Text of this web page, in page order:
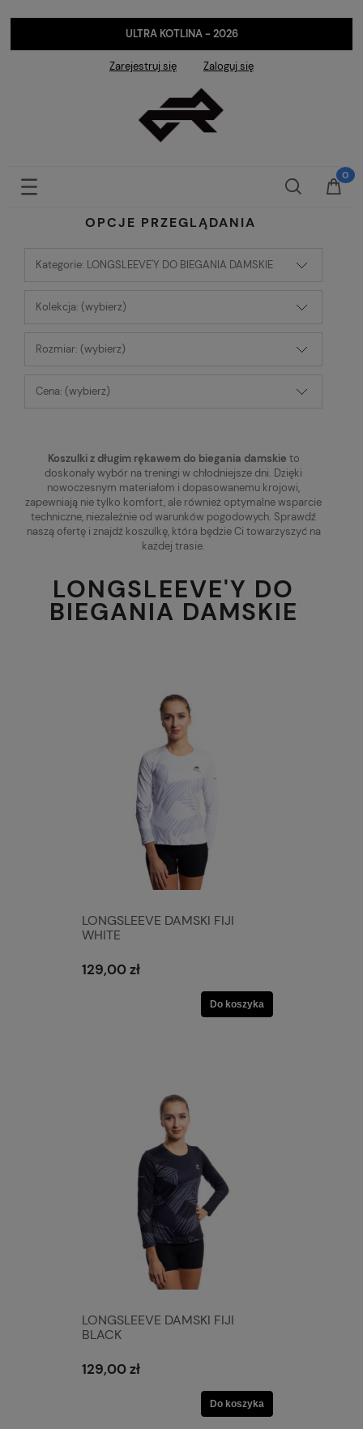
ULTRA KOTLINA - 2026
Zarejestruj się Zaloguj się
OPCJE PRZEGLĄDANIA
Kategorie: LONGSLEEVE'Y DO BIEGANIA DAMSKIE
Kolekcja: (wybierz)
Rozmiar: (wybierz)
Cena: (wybierz)
Koszulki z długim rękawem do biegania damskie to
doskonały wybór na treningi w chłodniejsze dni. Dzięki
nowoczesnym materiałom i dopasowanemu krojowi,
zapewniają nie tylko komfort, ale również optymalne wsparcie
techniczne, niezależnie od warunków pogodowych. Sprawdź
naszą ofertę i znajdź koszulkę, która będzie Ci towarzyszyć na
każdej trasie.
LONGSLEEVE'Y DO
BIEGANIA DAMSKIE
LONGSLEEVE DAMSKI FIJI
WHITE
129,00 zł
Do koszyka
LONGSLEEVE DAMSKI FIJI
BLACK
129,00 zł
Do koszyka